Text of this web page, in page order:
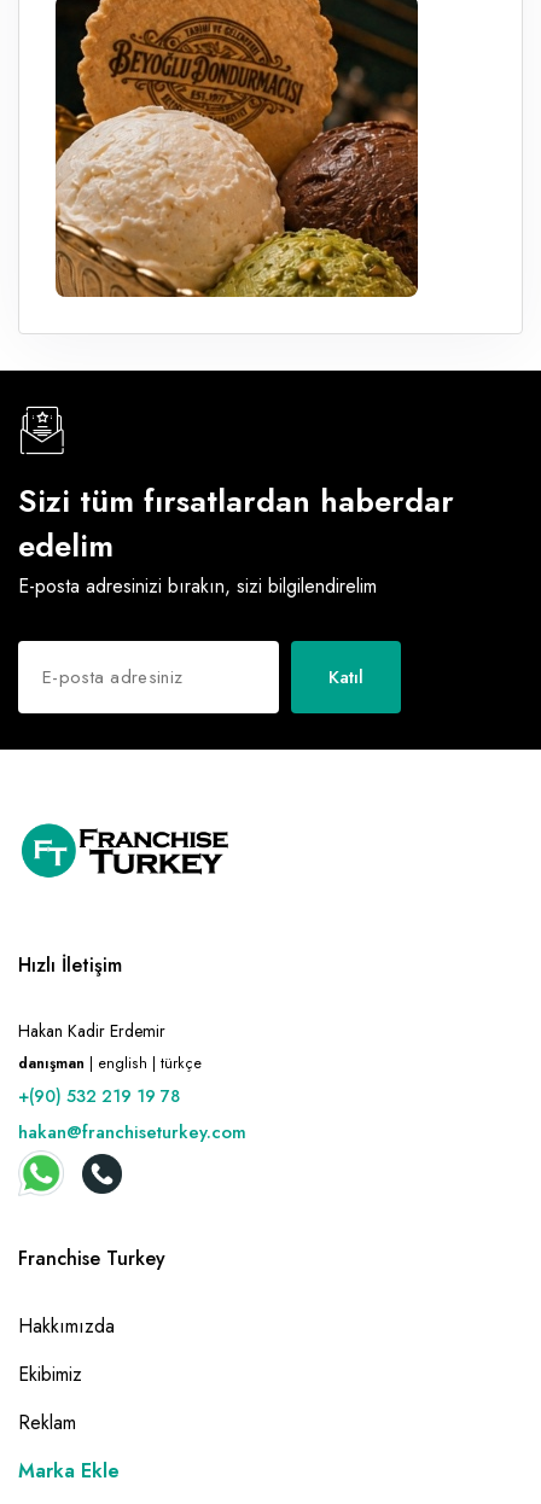
Sizi tüm fırsatlardan haberdar
edelim
E-posta adresinizi bırakın, sizi bilgilendirelim
Katıl
Hızlı İletişim
Hakan Kadir Erdemir
danışman | english | türkçe
+(90) 532 219 19 78
hakan@franchiseturkey.com
Franchise Turkey
Hakkımızda
Ekibimiz
Reklam
Marka Ekle